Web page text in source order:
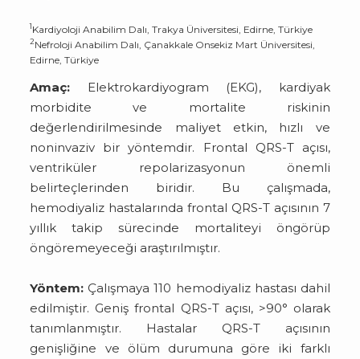
1Kardiyoloji Anabilim Dalı, Trakya Üniversitesi, Edirne, Türkiye
2Nefroloji Anabilim Dalı, Çanakkale Onsekiz Mart Üniversitesi,
Edirne, Türkiye
Amaç: Elektrokardiyogram (EKG), kardiyak
morbidite ve mortalite riskinin
değerlendirilmesinde maliyet etkin, hızlı ve
noninvaziv bir yöntemdir. Frontal QRS-T açısı,
ventriküler repolarizasyonun önemli
belirteçlerinden biridir. Bu çalışmada,
hemodiyaliz hastalarında frontal QRS-T açısının 7
yıllık takip sürecinde mortaliteyi öngörüp
öngöremeyeceği araştırılmıştır.
Yöntem: Çalışmaya 110 hemodiyaliz hastası dahil
edilmiştir. Geniş frontal QRS-T açısı, >90° olarak
tanımlanmıştır. Hastalar QRS-T açısının
genişliğine ve ölüm durumuna göre iki farklı